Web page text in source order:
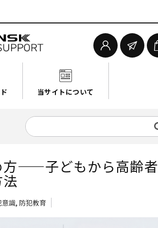
当サイトについて
方——子どもから高齢者
意識, 防犯教育